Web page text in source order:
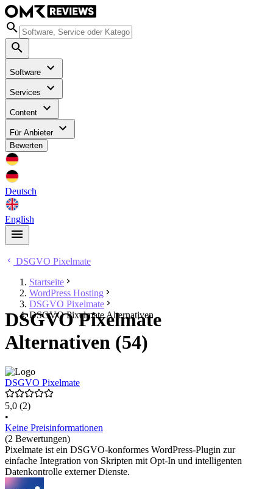
Software
Services
Content
Für Anbieter
Bewerten
Deutsch
English
DSGVO Pixelmate
Startseite
WordPress Hosting
DSGVO Pixelmate
DSGVO Pixelmate Alternativen
DSGVO Pixelmate
Alternativen (54)
DSGVO Pixelmate
5,0 (2)
•
Keine Preisinformationen
(2 Bewertungen)
Pixelmate ist ein DSGVO-konformes WordPress-Plugin zur
einfache Integration von Skripten mit Opt-In und intelligenten
Datenkontrolle externer Dienste.